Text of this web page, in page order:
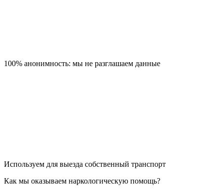
100% анонимность: мы не разглашаем данные
Используем для выезда собственный транспорт
Как мы оказываем наркологическую помощь?